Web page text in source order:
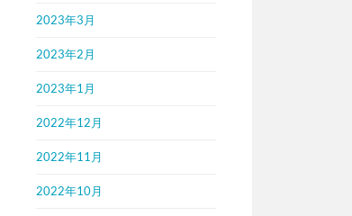
2023年3月
2023年2月
2023年1月
2022年12月
2022年11月
2022年10月